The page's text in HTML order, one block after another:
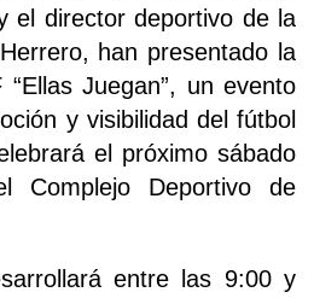
el director deportivo de la
han presentado la
“Ellas Juegan”, un evento
y visibilidad del fútbol
el próximo sábado
Deportivo de
entre las 9:00 y